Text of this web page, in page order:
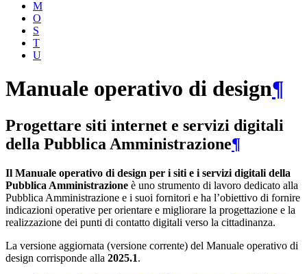
M
O
S
T
U
Manuale operativo di design¶
Progettare siti internet e servizi digitali
della Pubblica Amministrazione¶
Il Manuale operativo di design per i siti e i servizi digitali della
Pubblica Amministrazione è uno strumento di lavoro dedicato alla
Pubblica Amministrazione e i suoi fornitori e ha l’obiettivo di fornire
indicazioni operative per orientare e migliorare la progettazione e la
realizzazione dei punti di contatto digitali verso la cittadinanza.
La versione aggiornata (versione corrente) del Manuale operativo di
design corrisponde alla 2025.1.